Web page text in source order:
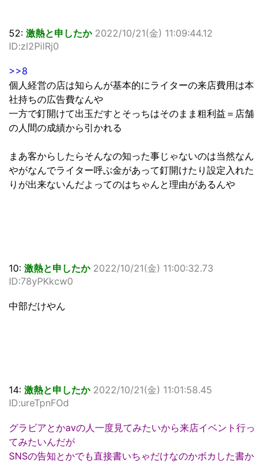
52: 激熱と申したか 2022/10/21(金) 11:09:44.12
ID:zl2PilRj0
>>8
個人経営の店は知らんが基本的にライターの来店費用は本
社持ちの広告費なんや
一方で釘開けて出玉だすとそっちはそのまま粗利益＝店舗
の人間の成績から引かれる
まあ客からしたらそんなの知った事じゃないのは当然なん
やがなんでライター呼ぶ金があって釘開けたり設定入れた
りが出来ないんだよってのはちゃんと理由があるんや
10: 激熱と申したか 2022/10/21(金) 11:00:32.73
ID:78yPKkcw0
中部だけやん
14: 激熱と申したか 2022/10/21(金) 11:01:58.45
ID:ureTpnFOd
グラビアとかavの人一度見てみたいから来店イベント行っ
てみたいんだが
SNSの告知とかでも直接書いちゃだけなのかボカした書か